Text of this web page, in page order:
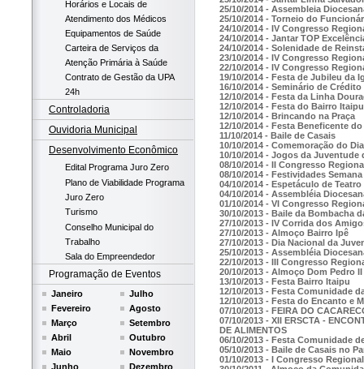
Horários e Locais de
Atendimento dos Médicos
Equipamentos de Saúde
Carteira de Serviços da
Atenção Primária à Saúde
Contrato de Gestão da UPA
24h
Controladoria
Ouvidoria Municipal
Desenvolvimento Econômico
Edital Programa Juro Zero
Plano de Viabilidade Programa
Juro Zero
Turismo
Conselho Municipal do
Trabalho
Sala do Empreendedor
Programação de Eventos
Janeiro
Fevereiro
Março
Abril
Maio
Junho
Julho
Agosto
Setembro
Outubro
Novembro
Dezembro
25/10/2014 - Assembleia
25/10/2014 - Torneio do
24/10/2014 - IV Congresso
24/10/2014 - Jantar TOP
24/10/2014 - Solenidade de
23/10/2014 - IV Congresso
22/10/2014 - IV Congresso
19/10/2014 - Festa de Jubileu da
16/10/2014 - Seminário de Crédito
12/10/2014 - Festa da Linha
12/10/2014 - Festa do Bairro Itaipu
12/10/2014 - Brincando na Praça
12/10/2014 - Festa Beneficente
11/10/2014 - Baile de Casais
10/10/2014 - Comemoração do
10/10/2014 - Jogos da Juventude
08/10/2014 - II Congresso
08/10/2014 - Festividades
04/10/2014 - Espetáculo de Teatro
04/10/2014 - Assembléia
01/10/2014 - VI Congresso
30/10/2013 - Baile da Bombacha
27/10/2013 - IV Corrida dos
27/10/2013 - Almoço Bairro Ipê
27/10/2013 - Dia Nacional da
25/10/2013 - Assembléia
22/10/2013 - III Congresso
20/10/2013 - Almoço Dom Pedro II
13/10/2013 - Festa Bairro Itaipu
12/10/2013 - Festa Comunidade
12/10/2013 - Festa do Encanto e
07/10/2013 - FEIRA DO
07/10/2013 - XII ERSCTA -
DE ALIMENTOS
06/10/2013 - Festa Comunidade
05/10/2013 - Baile de Casais no
01/10/2013 - I Congresso